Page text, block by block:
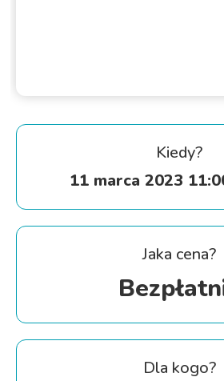
Kiedy?
11 marca 2023
Jaka cena?
Dla kogo?